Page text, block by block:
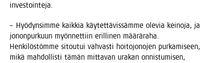
investointeja.
– Hyö­dyn­sim­me kaik­kia käy­tet­tä­vis­säm­me ole­via kei­no­ja, ja
jonon­pur­kuun myön­net­tiin eril­li­nen mää­rä­ra­ha.
Hen­ki­lös­töm­me sitou­tui vah­vas­ti hoi­to­jo­no­jen pur­ka­mi­seen,
mikä mah­dol­lis­ti tämän mit­ta­van ura­kan onnis­tu­mi­sen,